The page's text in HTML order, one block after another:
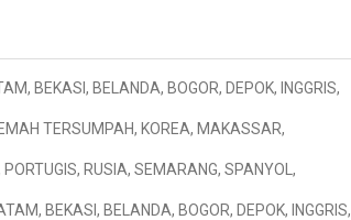
, BEKASI , BELANDA, BOGOR, DEPOK, INGGRIS,
TERSUMPAH, KOREA, MAKASSAR,
PORTUGIS, RUSIA, SEMARANG, SPANYOL ,
, BEKASI , BELANDA, BOGOR, DEPOK, INGGRIS,